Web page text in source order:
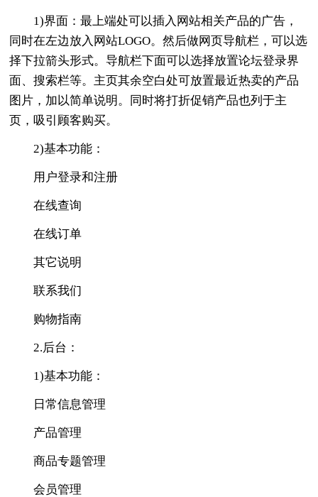
1)界面：最上端处可以插入网站相关产品的广告，
同时在左边放入网站LOGO。然后做网页导航栏，可以选
择下拉箭头形式。导航栏下面可以选择放置论坛登录界
面、搜索栏等。主页其余空白处可放置最近热卖的产品
图片，加以简单说明。同时将打折促销产品也列于主
页，吸引顾客购买。
2)基本功能：
用户登录和注册
在线查询
在线订单
其它说明
联系我们
购物指南
2.后台：
1)基本功能：
日常信息管理
产品管理
商品专题管理
会员管理